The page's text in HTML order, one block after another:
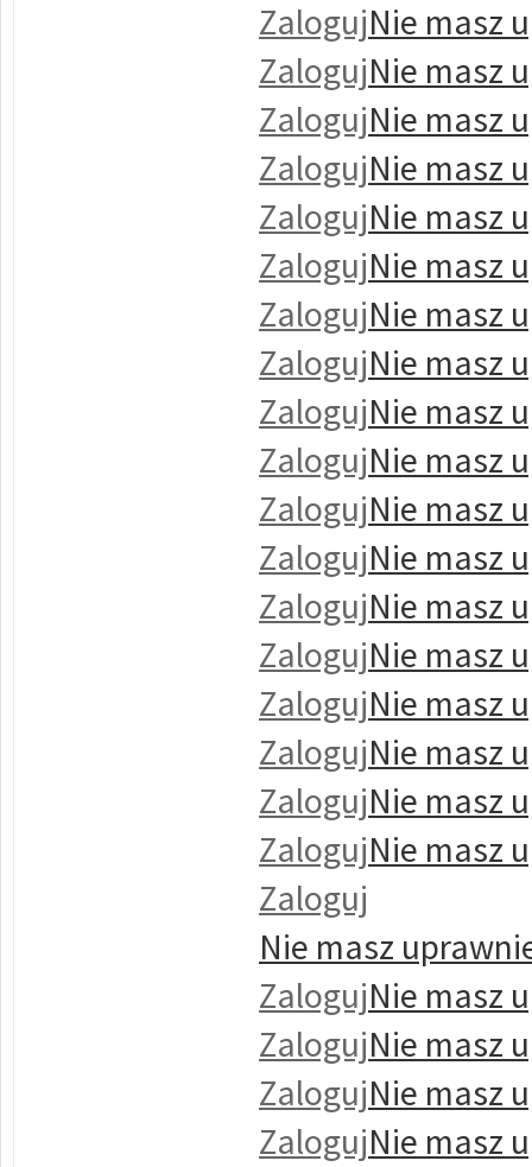
ZalogujNie masz
ZalogujNie masz
ZalogujNie masz
ZalogujNie masz
ZalogujNie masz
ZalogujNie masz
ZalogujNie masz
ZalogujNie masz
ZalogujNie masz
ZalogujNie masz
ZalogujNie masz
ZalogujNie masz
ZalogujNie masz
ZalogujNie masz
ZalogujNie masz
ZalogujNie masz
ZalogujNie masz
ZalogujNie masz
Zaloguj
Nie masz
ZalogujNie masz
ZalogujNie masz
ZalogujNie masz
ZalogujNie masz